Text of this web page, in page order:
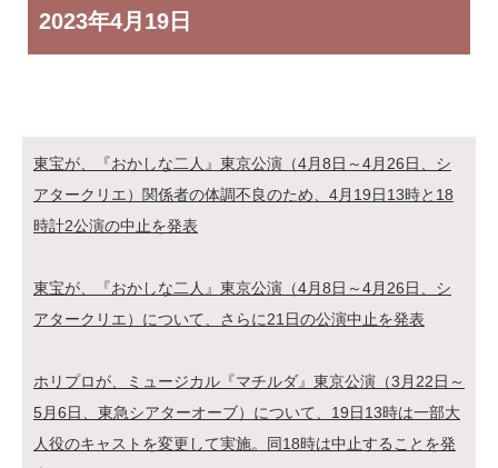
2023年4月19日
東宝が、『おかしな二人』東京公演（4月8日～4月26日、シ
アタークリエ）関係者の体調不良のため、4月19日13時と18
時計2公演の中止を発表
東宝が、『おかしな二人』東京公演（4月8日～4月26日、シ
アタークリエ）について、さらに21日の公演中止を発表
ホリプロが、ミュージカル『マチルダ』東京公演（3月22日～
5月6日、東急シアターオーブ）について、19日13時は一部大
人役のキャストを変更して実施。同18時は中止することを発